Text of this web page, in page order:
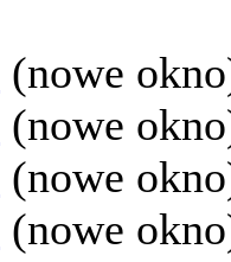
(nowe
(nowe
(nowe
(nowe